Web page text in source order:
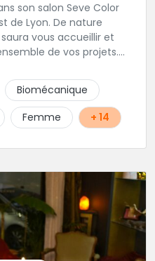
son salon Seve Color
De nature
vous accueillir et
de vos projets.
motifs floraux au
Biomécanique
Femme + 14